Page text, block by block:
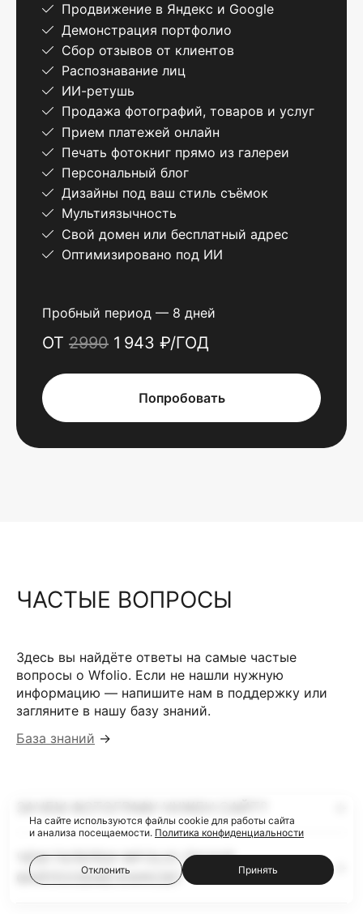
Продвижение в Яндекс и Google
Демонстрация портфолио
Сбор отзывов от клиентов
Распознавание лиц
ИИ-ретушь
Продажа фотографий, товаров и услуг
Прием платежей онлайн
Печать фотокниг прямо из галереи
Персональный блог
Дизайны под ваш стиль съёмок
Мультиязычность
Свой домен или бесплатный адрес
Оптимизировано под ИИ
Пробный период — 8 дней
ОТ 2990 1 943 ₽/ГОД
Попробовать
ЧАСТЫЕ ВОПРОСЫ
Здесь вы найдёте ответы на самые частые
вопросы о Wfolio. Если не нашли нужную
информацию — напишите нам в поддержку или
загляните в нашу базу знаний.
База знаний →
ЧЕМ ГАЛЕРЕИ WFOLIO ЛУЧШЕ
ФАЙЛООБМЕННИКОВ?
На сайте используются файлы cookie для работы сайта
и анализа посещаемости. Политика конфиденциальности
Отклонить Принять